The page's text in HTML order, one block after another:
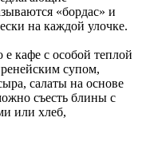
«бордас» и
на каждой улочке.
кафе с особой теплой
супом,
салаты на основе
съесть блины с
или хлеб,